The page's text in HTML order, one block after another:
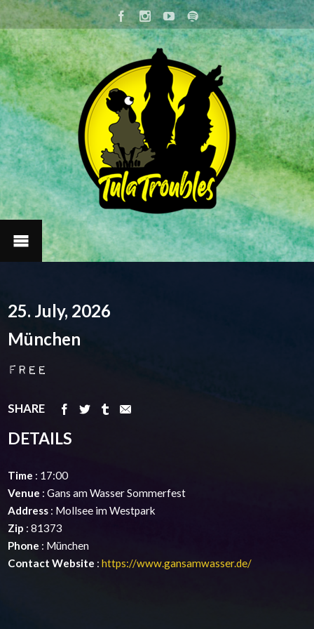
25. July, 2026
München
Free
SHARE
DETAILS
Time : 17:00
Venue : Gans am Wasser Sommerfest
Address : Mollsee im Westpark
Zip : 81373
Phone : München
Contact Website :https://www.gansamwasser.de/